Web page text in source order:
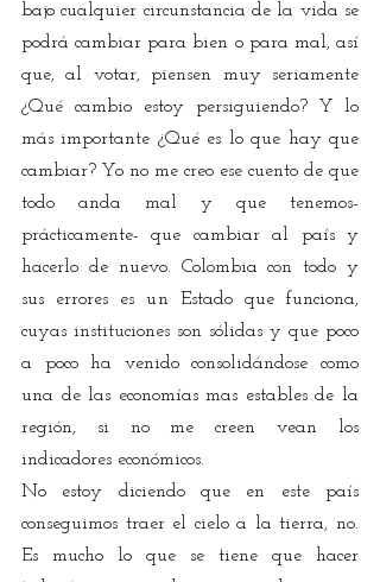
bajo cualquier circunstancia de la vida se
podrá cambiar para bien o para mal, así
que, al votar, piensen muy seriamente
¿Qué cambio estoy persiguiendo? Y lo
más importante ¿Qué es lo que hay que
cambiar? Yo no me creo ese cuento de que
todo anda mal y que tenemos-
prácticamente- que cambiar al país y
hacerlo de nuevo. Colombia con todo y
sus errores es un Estado que funciona,
cuyas instituciones son sólidas y que poco
a poco ha venido consolidándose como
una de las economías mas estables de la
región, si no me creen vean los
indicadores económicos.
No estoy diciendo que en este país
conseguimos traer el cielo a la tierra, no.
Es mucho lo que se tiene que hacer